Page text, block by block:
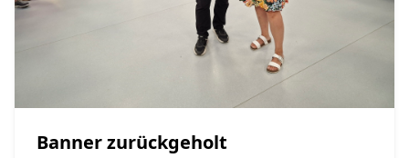
Banner zurückgeholt